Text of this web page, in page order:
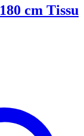
cm Tissu